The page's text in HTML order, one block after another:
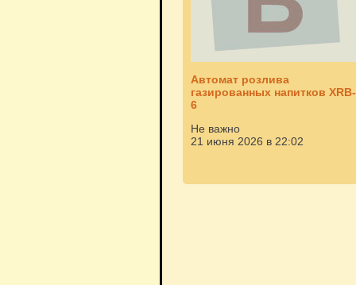
Автомат розлива
газированных напитков XRB-
6
Не важно
21 июня 2026 в 22:02